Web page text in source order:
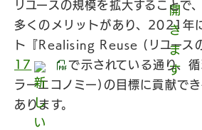
リユースの規模を拡大することで
多くのメリットがあり、2021年
ト『Realising Reuse (リユース
17
で示されている通り、
ラーエコノミー)の目標に貢献で
あります。